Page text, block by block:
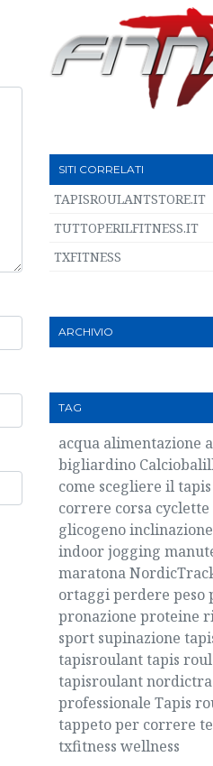
SITI CORRELATI
TAPISROULANTSTORE.IT
TUTTOPERILFITNESS.IT
TXFITNESS
ARCHIVIO
TAG
acqua alimentazione
bigliardino
come scegliere il
correre corsa cyclette
glicogenoinclinazione
indoorjogging
maratona
ortaggiperdere peso
pronazione proteine
sport supinazione
tapisroulanttapis
tapisroulant
professionale Tapis
tappeto per correre
txfitness wellness